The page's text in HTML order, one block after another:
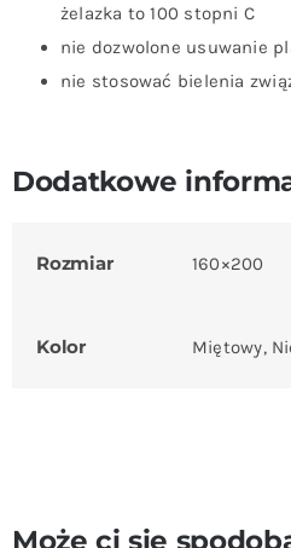
żelazka to 100 stopni C
nie dozwolone usuwanie
nie stosować bielenia
Dodatkowe
Rozmiar 160×200
Kolor Miętowy,
Może ci się